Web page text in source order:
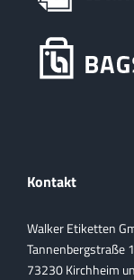
Kontakt
Walker Etiketten
Tannenbergstraße
73230 Kirchheim